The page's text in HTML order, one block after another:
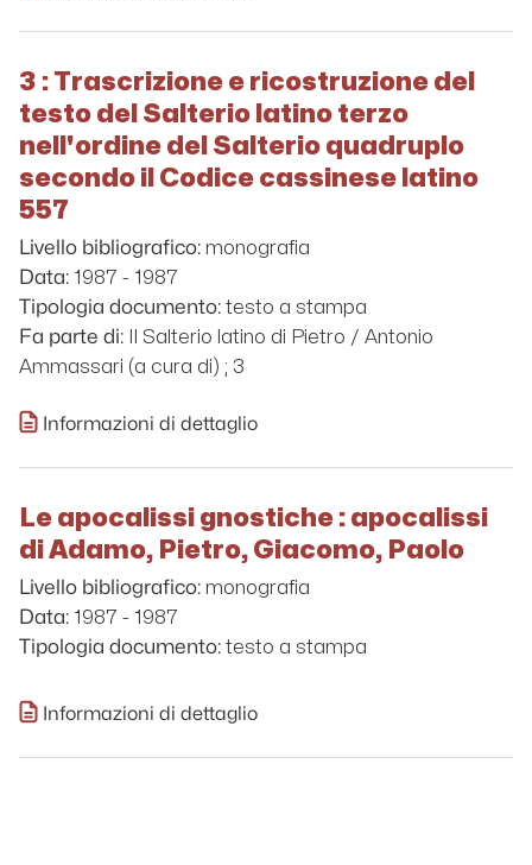
3 : Trascrizione e ricostruzione del
testo del Salterio latino terzo
nell'ordine del Salterio quadruplo
secondo il Codice cassinese latino
557
Livello bibliografico: monografia
Data: 1987 - 1987
Tipologia documento: testo a stampa
Fa parte di: Il Salterio latino di Pietro / Antonio
Ammassari (a cura di) ; 3
Informazioni di dettaglio
Le apocalissi gnostiche : apocalissi
di Adamo, Pietro, Giacomo, Paolo
Livello bibliografico: monografia
Data: 1987 - 1987
Tipologia documento: testo a stampa
Informazioni di dettaglio